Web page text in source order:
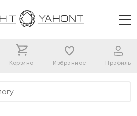
Корзина Избранное Профиль